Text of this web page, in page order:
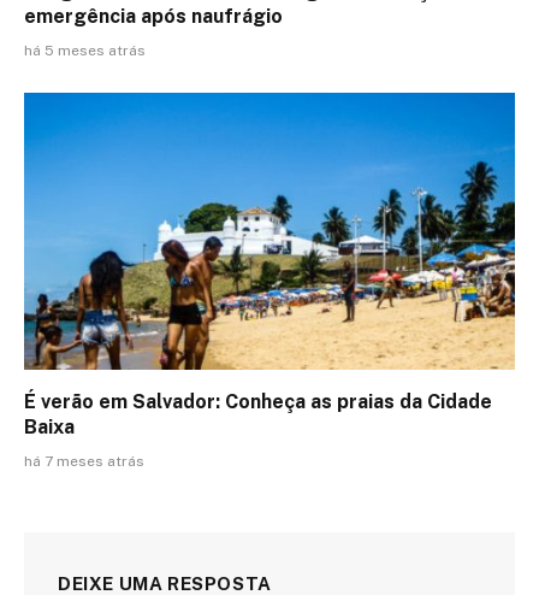
emergência após naufrágio
há 5 meses atrás
É verão em Salvador: Conheça as praias da Cidade
Baixa
há 7 meses atrás
DEIXE UMA RESPOSTA